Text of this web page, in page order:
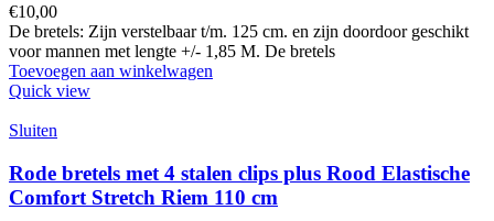
€10,00
De bretels: Zijn verstelbaar t/m. 125 cm. en zijn doordoor geschikt
voor mannen met lengte +/- 1,85 M. De bretels
Toevoegen aan winkelwagen
Quick view
Sluiten
Rode bretels met 4 stalen clips plus Rood Elastische
Comfort Stretch Riem 110 cm